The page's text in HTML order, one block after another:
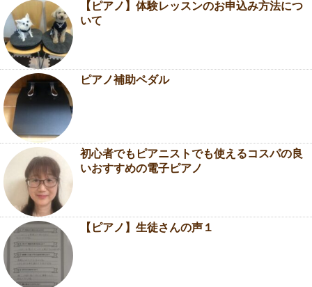
【ピアノ】体験レッスンのお申込み方法につ
いて
ピアノ補助ペダル
初心者でもピアニストでも使えるコスパの良
いおすすめの電子ピアノ
【ピアノ】生徒さんの声１